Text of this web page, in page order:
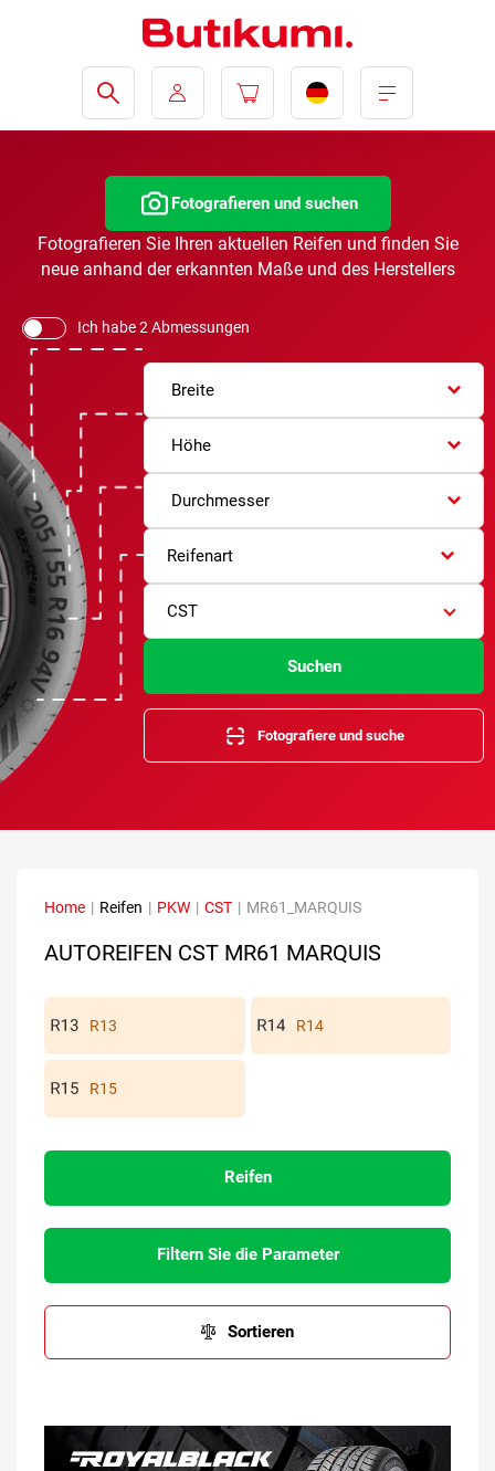
Fotografieren und suchen
Fotografieren Sie Ihren aktuellen Reifen und finden Sie
neue anhand der erkannten Maße und des Herstellers
Ich habe 2 Abmessungen
Breite
Höhe
Durchmesser
Reifenart
CST
Suchen
Fotografiere und suche
Home | Reifen | PKW | CST | MR61_MARQUIS
AUTOREIFEN CST MR61 MARQUIS
R13 R14
R15
Reifen
Filtern Sie die Parameter
Sortieren